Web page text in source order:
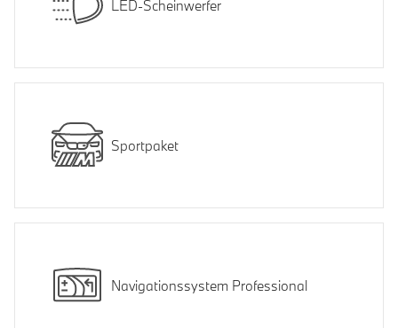
LED-Scheinwerfer
Sportpaket
Navigationssystem Professional